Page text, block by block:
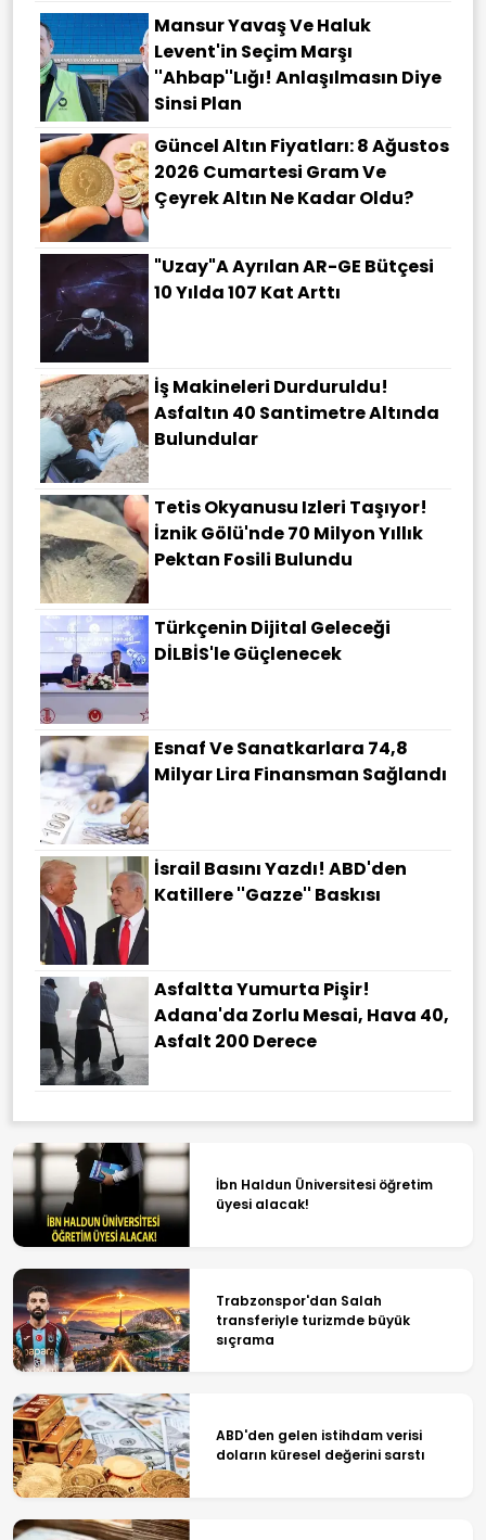
Mansur Yavaş Ve Haluk
Levent'in Seçim Marşı
''Ahbap''lığı! Anlaşılmasın Diye
Sinsi Plan
Güncel Altın Fiyatları: 8 Ağustos
2026 Cumartesi Gram Ve
Çeyrek Altın Ne Kadar Oldu?
"Uzay"a Ayrılan AR-GE Bütçesi
10 Yılda 107 Kat Arttı
İş Makineleri Durduruldu!
Asfaltın 40 Santimetre Altında
Bulundular
Tetis Okyanusu Izleri Taşıyor!
İznik Gölü'nde 70 Milyon Yıllık
Pektan Fosili Bulundu
Türkçenin Dijital Geleceği
DİLBİS'le Güçlenecek
Esnaf Ve Sanatkarlara 74,8
Milyar Lira Finansman Sağlandı
İsrail Basını Yazdı! ABD'den
Katillere ''Gazze'' Baskısı
Asfaltta Yumurta Pişir!
Adana'da Zorlu Mesai, Hava 40,
Asfalt 200 Derece
İbn Haldun Üniversitesi öğretim
üyesi alacak!
Trabzonspor'dan Salah
transferiyle turizmde büyük
sıçrama
ABD'den gelen istihdam verisi
doların küresel değerini sarstı